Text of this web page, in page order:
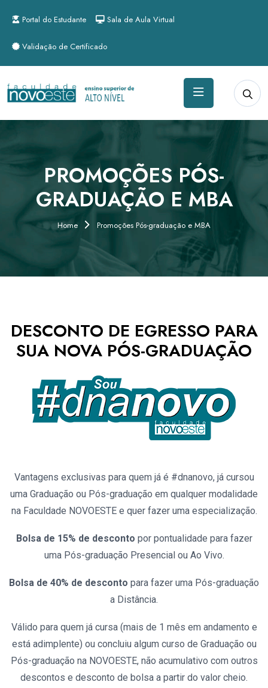
Portal do Estudante Sala de Aula Virtual
Validação de Certificado
PROMOÇÕES PÓS-
GRADUAÇÃO E MBA
Home Promoções Pós-graduação e MBA
DESCONTO DE EGRESSO PARA
SUA NOVA PÓS-GRADUAÇÃO
Vantagens exclusivas para quem já é #dnanovo, já cursou
uma Graduação ou Pós-graduação em qualquer modalidade
na Faculdade NOVOESTE e quer fazer uma especialização.
Bolsa de 15% de desconto por pontualidade para fazer
uma Pós-graduação Presencial ou Ao Vivo.
Bolsa de 40% de desconto para fazer uma Pós-graduação
a Distância.
Válido para quem já cursa (mais de 1 mês em andamento e
está adimplente) ou concluiu algum curso de Graduação ou
Pós-graduação na NOVOESTE, não acumulativo com outros
descontos e desconto de bolsa a partir do valor cheio.